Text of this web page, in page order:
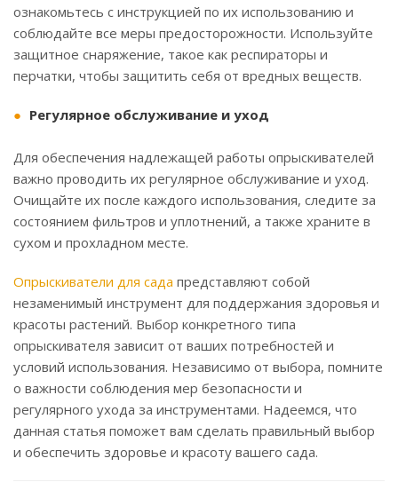
ознакомьтесь с инструкцией по их использованию и
соблюдайте все меры предосторожности. Используйте
защитное снаряжение, такое как респираторы и
перчатки, чтобы защитить себя от вредных веществ.
Регулярное обслуживание и уход
Для обеспечения надлежащей работы опрыскивателей
важно проводить их регулярное обслуживание и уход.
Очищайте их после каждого использования, следите за
состоянием фильтров и уплотнений, а также храните в
сухом и прохладном месте.
Опрыскиватели для сада представляют собой
незаменимый инструмент для поддержания здоровья и
красоты растений. Выбор конкретного типа
опрыскивателя зависит от ваших потребностей и
условий использования. Независимо от выбора, помните
о важности соблюдения мер безопасности и
регулярного ухода за инструментами. Надеемся, что
данная статья поможет вам сделать правильный выбор
и обеспечить здоровье и красоту вашего сада.